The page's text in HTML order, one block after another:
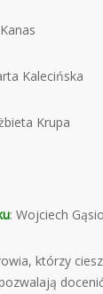
Kalecińska
Krupa
: Wojciech
którzy